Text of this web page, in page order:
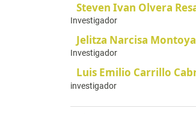
Steven Ivan Olvera
Investigador
Jelitza Narcisa
Investigador
Luis Emilio Carrillo
investigador